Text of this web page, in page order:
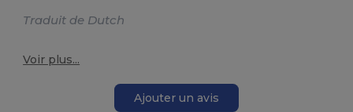
Traduit de Dutch
Voir plus...
Ajouter un avis